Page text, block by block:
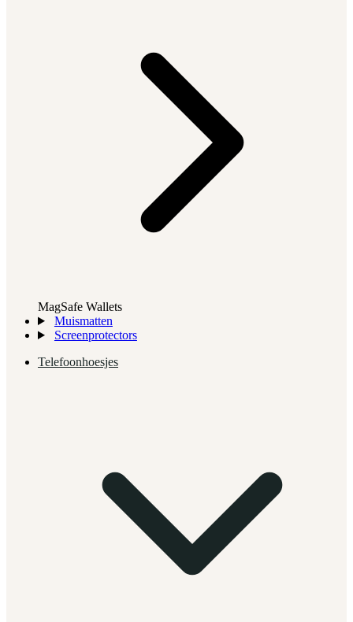
MagSafe Wallets
Muismatten
Screenprotectors
Telefoonhoesjes